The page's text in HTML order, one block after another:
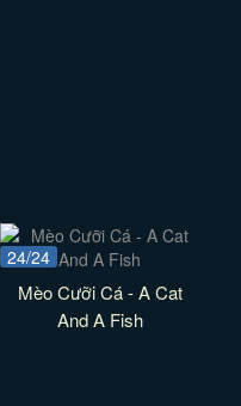
24/24
Mèo Cưỡi Cá - A Cat
And A Fish